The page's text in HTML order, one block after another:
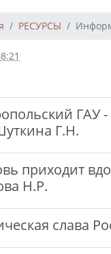
РЕСУРСЫ
ГАУ
Г.Н.
приходит
Н.Р.
слава